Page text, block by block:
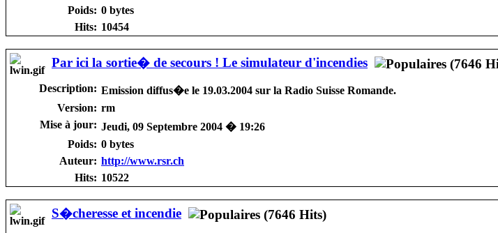
Poids: 0 bytes
Hits: 10454
Par ici la sortie� de secours ! Le simulateur d'incendies
Description: Emission diffus�e le 19.03.2004 sur la Radio Suisse Romande.
Version: rm
Mise à jour: Jeudi, 09 Septembre 2004 � 19:26
Poids: 0 bytes
Auteur: http://www.rsr.ch
Hits: 10522
S�cheresse et incendie